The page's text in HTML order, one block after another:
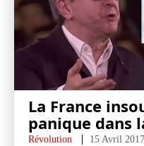
La France
panique dans
Révolution 15 Avril 2017